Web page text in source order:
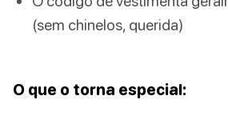
(sem chinelos, querida)
O que o torna especial: